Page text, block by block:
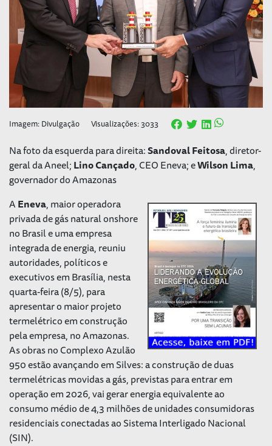
Imagem: Divulgação Visualizações: 3033
Na foto da esquerda para direita:Sandoval Feitosa, diretor-
geral da Aneel;Lino Cançado, CEO Eneva; eWilson Lima,
governador do Amazonas
AEneva, maior operadora
privada de gás natural onshore
no Brasil e uma empresa
integrada de energia, reuniu
autoridades, políticos e
executivos em Brasília, nesta
quarta-feira (8/5), para
apresentar o maior projeto
termelétrico em construção
pela empresa, no Amazonas.
As obras no Complexo Azulão
950 estão avançando em Silves: a construção de duas
termelétricas movidas a gás, previstas para entrar em
operação em 2026, vai gerar energia equivalente ao
consumo médio de 4,3 milhões de unidades consumidoras
residenciais conectadas ao Sistema Interligado Nacional
(SIN).